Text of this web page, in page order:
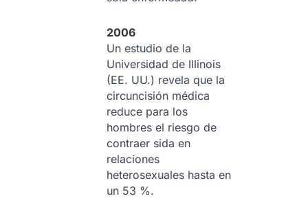
2006
Un estudio de la
Universidad de Illinois
(EE. UU.) revela que la
circuncisión médica
reduce para los
hombres el riesgo de
contraer sida en
relaciones
heterosexuales hasta en
un 53 %.